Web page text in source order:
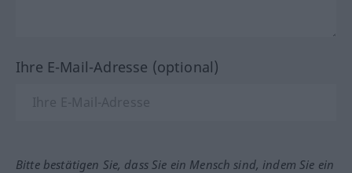
Ihre E-Mail-Adresse (optional)
Bitte bestätigen Sie, dass Sie ein Mensch sind, indem Sie ein